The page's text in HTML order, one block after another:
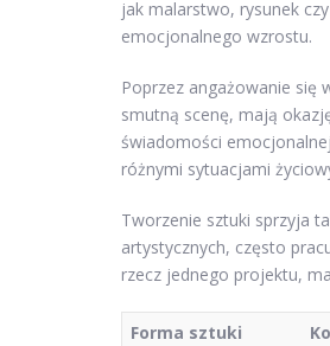
jak malarstwo, rysunek
emocjonalnego wzrostu.
Poprzez angażowanie się
smutną scenę, mają
świadomości
różnymi sytuacjami
Tworzenie sztuki sprzyja
artystycznych, często
rzecz jednego projektu,
Forma sztuki